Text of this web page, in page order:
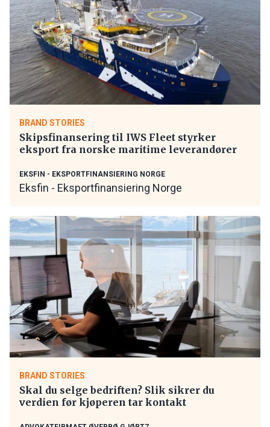
BRAND STORIES
Skipsfinansering til IWS Fleet styrker
eksport fra norske maritime leverandører
EKSFIN - EKSPORTFINANSIERING NORGE
Eksfin - Eksportfinansiering Norge
BRAND STORIES
Skal du selge bedriften? Slik sikrer du
verdien før kjøperen tar kontakt